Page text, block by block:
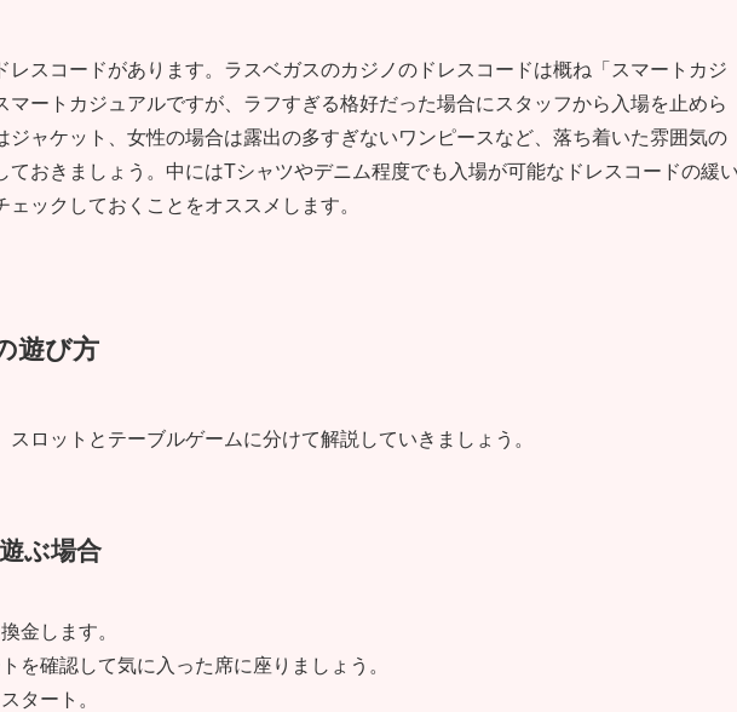
レスコードがあります。ラスベガスのカジノのドレスコードは概ね「スマートカジ
マートカジュアルですが、ラフすぎる格好だった場合にスタッフから入場を止めら
ジャケット、女性の場合は露出の多すぎないワンピースなど、落ち着いた雰囲気の
ておきましょう。中にはTシャツやデニム程度でも入場が可能なドレスコードの緩
ックしておくことをオススメします。
遊び方
ロットとテーブルゲームに分けて解説していきましょう。
ぶ場合
金します。
を確認して気に入った席に座りましょう。
タート。